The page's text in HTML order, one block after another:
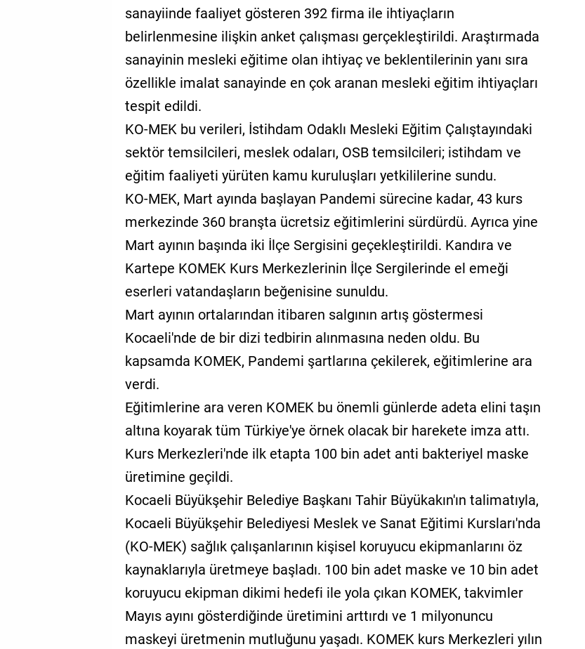
sanayiinde faaliyet gösteren 392 firma ile ihtiyaçların
belirlenmesine ilişkin anket çalışması gerçekleştirildi. Araştırmada
sanayinin mesleki eğitime olan ihtiyaç ve beklentilerinin yanı sıra
özellikle imalat sanayinde en çok aranan mesleki eğitim ihtiyaçları
tespit edildi.
KO-MEK bu verileri, İstihdam Odaklı Mesleki Eğitim Çalıştayındaki
sektör temsilcileri, meslek odaları, OSB temsilcileri; istihdam ve
eğitim faaliyeti yürüten kamu kuruluşları yetkililerine sundu.
KO-MEK, Mart ayında başlayan Pandemi sürecine kadar, 43 kurs
merkezinde 360 branşta ücretsiz eğitimlerini sürdürdü. Ayrıca yine
Mart ayının başında iki İlçe Sergisini geçekleştirildi. Kandıra ve
Kartepe KOMEK Kurs Merkezlerinin İlçe Sergilerinde el emeği
eserleri vatandaşların beğenisine sunuldu.
Mart ayının ortalarından itibaren salgının artış göstermesi
Kocaeli'nde de bir dizi tedbirin alınmasına neden oldu. Bu
kapsamda KOMEK, Pandemi şartlarına çekilerek, eğitimlerine ara
verdi.
Eğitimlerine ara veren KOMEK bu önemli günlerde adeta elini taşın
altına koyarak tüm Türkiye'ye örnek olacak bir harekete imza attı.
Kurs Merkezleri'nde ilk etapta 100 bin adet anti bakteriyel maske
üretimine geçildi.
Kocaeli Büyükşehir Belediye Başkanı Tahir Büyükakın'ın talimatıyla,
Kocaeli Büyükşehir Belediyesi Meslek ve Sanat Eğitimi Kursları'nda
(KO-MEK) sağlık çalışanlarının kişisel koruyucu ekipmanlarını öz
kaynaklarıyla üretmeye başladı. 100 bin adet maske ve 10 bin adet
koruyucu ekipman dikimi hedefi ile yola çıkan KOMEK, takvimler
Mayıs ayını gösterdiğinde üretimini arttırdı ve 1 milyonuncu
maskeyi üretmenin mutluğunu yaşadı. KOMEK kurs Merkezleri yılın